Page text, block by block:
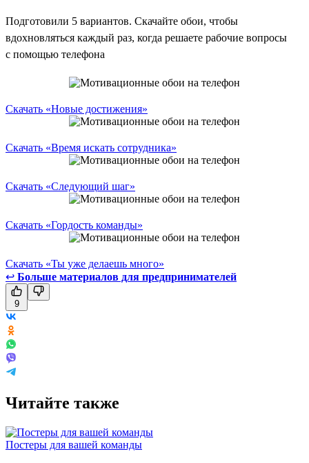
Подготовили 5 вариантов. Скачайте обои, чтобы
вдохновляться каждый раз, когда решаете рабочие вопросы
с помощью телефона
Скачать «Новые достижения»
Скачать «Время искать сотрудника»
Скачать «Следующий шаг»
Скачать «Гордость команды»
Скачать «Ты уже делаешь много»
↩ Больше материалов для предпринимателей
9
Читайте также
Постеры для вашей команды